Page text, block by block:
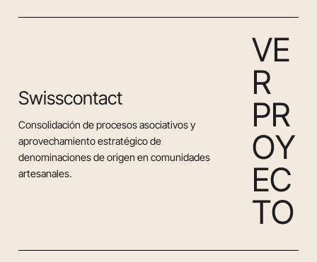
Swisscontact
Consolidación de procesos asociativos y
aprovechamiento estratégico de
denominaciones de origen en comunidades
artesanales.
VE
R
PR
OY
EC
TO